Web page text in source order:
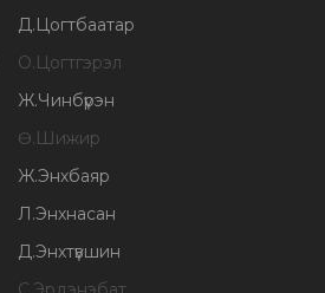
Д.Цогтбаатар
О.Цогтгэрэл
Ж.Чинбүрэн
Ө.Шижир
Ж.Энхбаяр
Л.Энхнасан
Д.Энхтүвшин